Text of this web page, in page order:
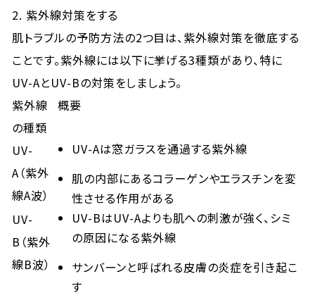
2. 紫外線対策をする
肌トラブルの予防方法の2つ目は、紫外線対策を徹底する
ことです。紫外線には以下に挙げる3種類があり、特に
UV-AとUV-Bの対策をしましょう。
紫外線
の種類
概要
UV-
A（紫外
線A波）
UV-Aは窓ガラスを通過する紫外線
肌の内部にあるコラーゲンやエラスチンを変
性させる作用がある
UV-
B（紫外
線B波）
UV-BはUV-Aよりも肌への刺激が強く、シミ
の原因になる紫外線
サンバーンと呼ばれる皮膚の炎症を引き起こ
す